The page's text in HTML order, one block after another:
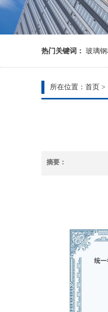
热门关键词： 玻璃
所在位置： 首页 >
摘要：